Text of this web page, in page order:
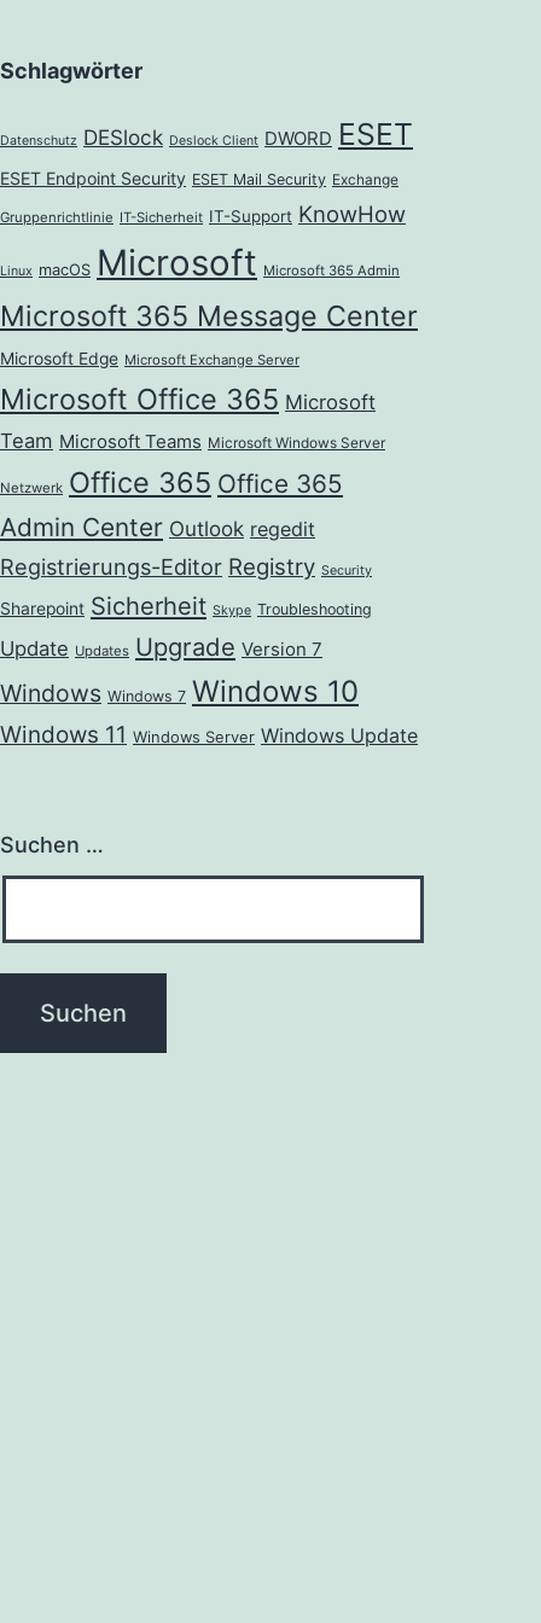
Schlagwörter
Datenschutz DESlock Deslock Client DWORD ESET
ESET Endpoint Security ESET Mail Security Exchange
Gruppenrichtlinie IT-Sicherheit IT-Support KnowHow
Linux macOS Microsoft Microsoft 365 Admin
Microsoft 365 Message Center
Microsoft Edge Microsoft Exchange Server
Microsoft Office 365 Microsoft
Team Microsoft Teams Microsoft Windows Server
Netzwerk Office 365 Office 365
Admin Center Outlook regedit
Registrierungs-Editor Registry Security
Sharepoint Sicherheit Skype Troubleshooting
Update Updates Upgrade Version 7
Windows Windows 7 Windows 10
Windows 11 Windows Server Windows Update
Suchen …